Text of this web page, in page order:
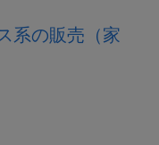
系の販売（家